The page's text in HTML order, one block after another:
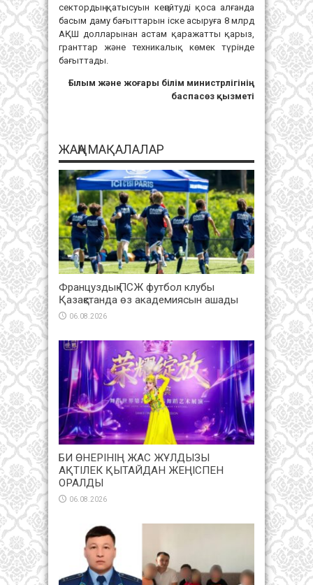
сектордың қатысуын кеңейтуді қоса алғанда
басым даму бағыттарын іске асыруға 8 млрд
АҚШ долларынан астам қаражатты қарыз,
гранттар және техникалық көмек түрінде
бағыттады.
Ғылым және жоғары білім министрлігінің
баспасөз қызметі
ЖАҢА МАҚАЛАЛАР
Француздық ПСЖ футбол клубы
Қазақстанда өз академиясын ашады
06.08.2026
БИ ӨНЕРІНІҢ ЖАС ЖҰЛДЫЗЫ
АҚТІЛЕК ҚЫТАЙДАН ЖЕҢІСПЕН
ОРАЛДЫ
06.08.2026